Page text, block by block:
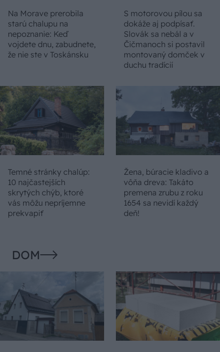
Na Morave prerobila
starú chalupu na
nepoznanie: Keď
vojdete dnu, zabudnete,
že nie ste v Toskánsku
S motorovou pílou sa
dokáže aj podpísať.
Slovák sa nebál a v
Čičmanoch si postavil
montovaný domček v
duchu tradícií
Temné stránky chalúp:
10 najčastejších
skrytých chýb, ktoré
vás môžu nepríjemne
prekvapiť
Žena, búracie kladivo a
vôňa dreva: Takáto
premena zrubu z roku
1654 sa nevidí každý
deň!
DOM